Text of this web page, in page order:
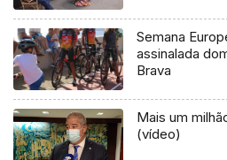
Semana
assinalada
Brava
Mais um
(vídeo)